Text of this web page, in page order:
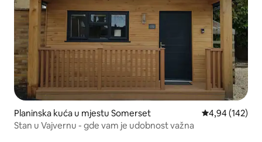
Planinska kuća u mjestu Somerset prosječna
4,94 (142)
Stan u Vajvernu - gde vam je udobnost važna